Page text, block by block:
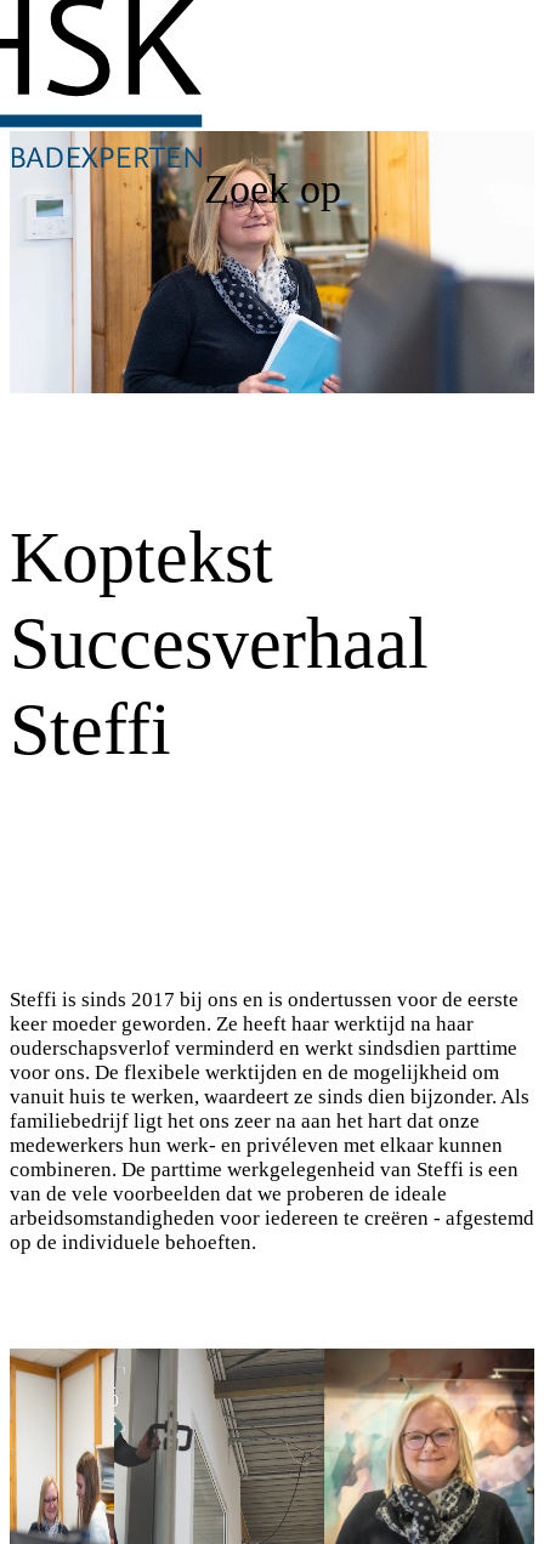
Zoek op
Koptekst
Succesverhaal
Steffi
Steffi is sinds 2017 bij ons en is ondertussen voor de eerste
keer moeder geworden. Ze heeft haar werktijd na haar
ouderschapsverlof verminderd en werkt sindsdien parttime
voor ons. De flexibele werktijden en de mogelijkheid om
vanuit huis te werken, waardeert ze sinds dien bijzonder. Als
familiebedrijf ligt het ons zeer na aan het hart dat onze
medewerkers hun werk- en privéleven met elkaar kunnen
combineren. De parttime werkgelegenheid van Steffi is een
van de vele voorbeelden dat we proberen de ideale
arbeidsomstandigheden voor iedereen te creëren - afgestemd
op de individuele behoeften.